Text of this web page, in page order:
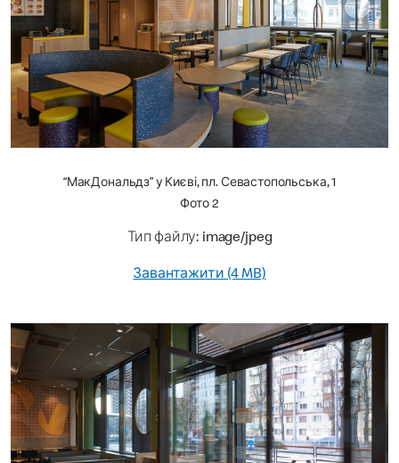
“МакДональдз” у Києві, пл. Севастопольська, 1
Фото 2
Тип файлу: image/jpeg
Завантажити (4 MB)